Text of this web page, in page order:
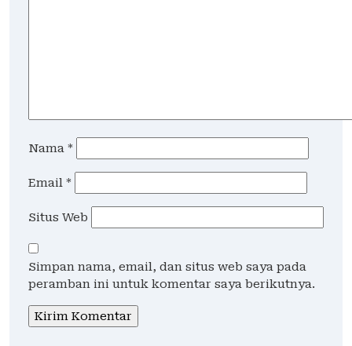
Nama *
Email *
Situs Web
Simpan nama, email, dan situs web saya pada
peramban ini untuk komentar saya berikutnya.